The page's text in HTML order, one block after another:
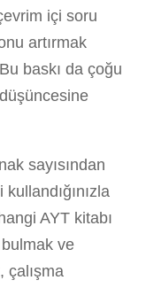
içi soru
artırmak
baskı da çoğu
sayısından
AYT kitabı
bulmak ve
çalışma